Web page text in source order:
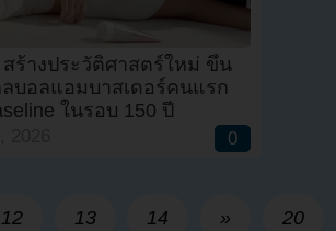
สร้างประวัติศาสตร์ใหม่ ขึ้น
บอลแอมบาสเดอร์คนแรก
ในรอบ 150 ปี
0
12 13 14 » 20